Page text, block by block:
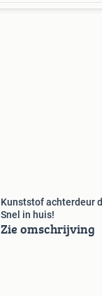
Kunststof achterdeur
Snel in huis!
Zie omschrijving